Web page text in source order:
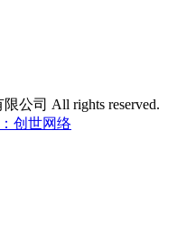
公司 All rights reserved.
创世网络